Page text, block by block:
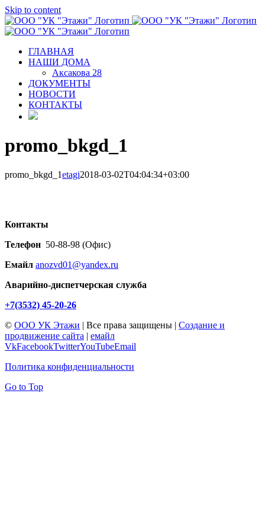
Skip to content
ГЛАВНАЯ
НАШИ ДОМА
Аксакова 28
ДОКУМЕНТЫ
НОВОСТИ
КОНТАКТЫ
promo_bkgd_1
promo_bkgd_1etagi2018-03-02T04:04:34+03:00
Контакты
Телефон 50-88-98 (Офис)
Емайл anozvd01@yandex.ru
Аварийно-диспетчерская служба
+7(3532) 45-20-26
© ООО УК Этажи | Все права защищены | Создание и
продвижение сайта | емайл
VkFacebookTwitterYouTubeEmail
Политика конфиденциальности
Go to Top